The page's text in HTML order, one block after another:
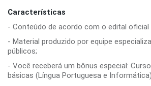
Características
- Conteúdo de acordo com o edital oficial
- Material produzido por equipe
públicos;
- Você receberá um bônus especial:
básicas (Língua Portuguesa e